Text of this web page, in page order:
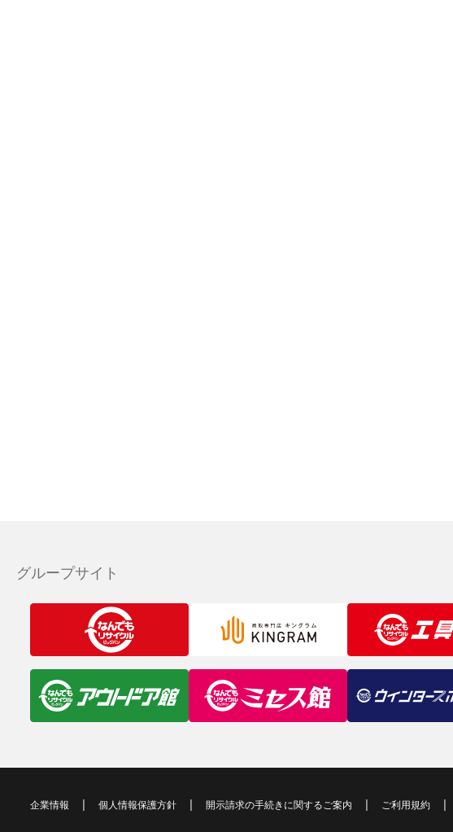
グループサイト
企業情報 個人情報保護方針 開示請求の手続きに関するご案内 ご利用規約